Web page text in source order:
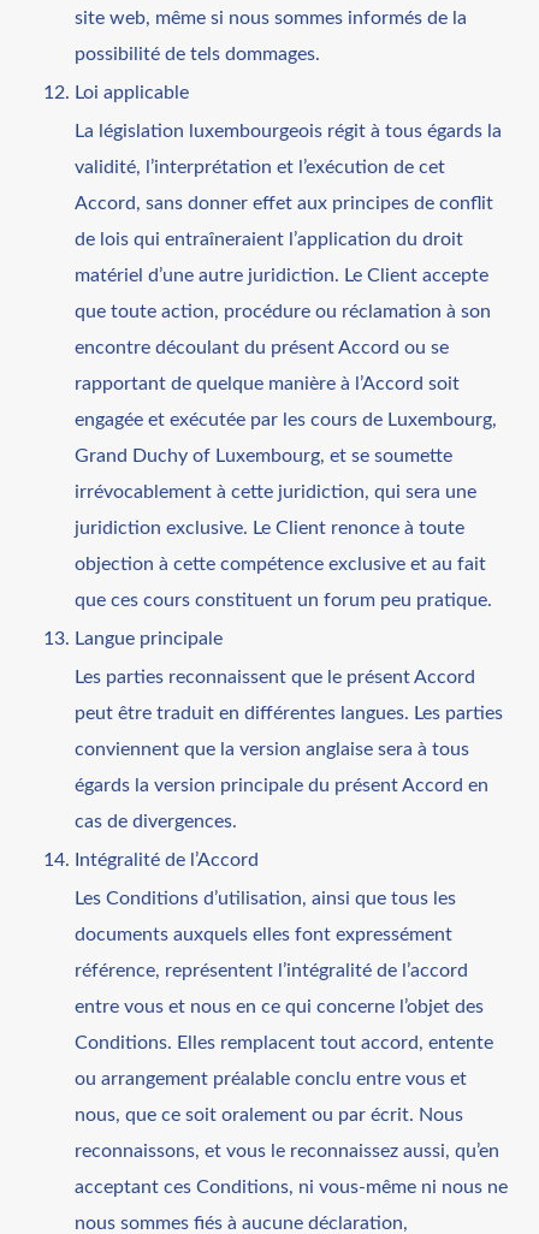
site web, même si nous sommes informés de la
possibilité de tels dommages.
Loi applicable
La législation luxembourgeois régit à tous égards la
validité, l’interprétation et l’exécution de cet
Accord, sans donner effet aux principes de conflit
de lois qui entraîneraient l’application du droit
matériel d’une autre juridiction. Le Client accepte
que toute action, procédure ou réclamation à son
encontre découlant du présent Accord ou se
rapportant de quelque manière à l’Accord soit
engagée et exécutée par les cours de Luxembourg,
Grand Duchy of Luxembourg, et se soumette
irrévocablement à cette juridiction, qui sera une
juridiction exclusive. Le Client renonce à toute
objection à cette compétence exclusive et au fait
que ces cours constituent un forum peu pratique.
Langue principale
Les parties reconnaissent que le présent Accord
peut être traduit en différentes langues. Les parties
conviennent que la version anglaise sera à tous
égards la version principale du présent Accord en
cas de divergences.
Intégralité de l’Accord
Les Conditions d’utilisation, ainsi que tous les
documents auxquels elles font expressément
référence, représentent l’intégralité de l’accord
entre vous et nous en ce qui concerne l’objet des
Conditions. Elles remplacent tout accord, entente
ou arrangement préalable conclu entre vous et
nous, que ce soit oralement ou par écrit. Nous
reconnaissons, et vous le reconnaissez aussi, qu’en
acceptant ces Conditions, ni vous-même ni nous ne
nous sommes fiés à aucune déclaration,